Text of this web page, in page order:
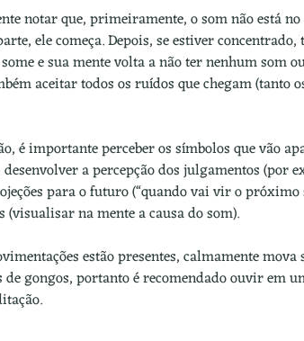
notar que, primeiramente, o som não está no
ele começa. Depois, se estiver
e sua mente volta a não ter nenhum som
aceitar todos os ruídos que chegam (tanto
é importante perceber os símbolos que vão
desenvolver a percepção dos julgamentos (por
para o futuro (“quando vai vir o próximo
na mente a causa do som).
estão presentes, calmamente mova
de gongos, portanto é recomendado ouvir em